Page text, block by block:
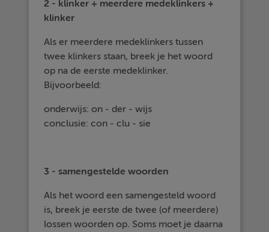
2 - klinker + meerdere medeklinkers +
klinker
Als er meerdere medeklinkers tussen
twee klinkers staan, breek je het woord
op na de eerste medeklinker.
Bijvoorbeeld:
onderwijs: on - der - wijs
conclusie: con - clu - sie
3 - samengestelde woorden
Als het woord een samengesteld woord
is, breek je eerste de twee (of meerdere)
lossen woorden op. Soms moet je daarna